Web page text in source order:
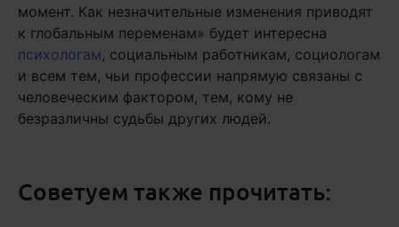
момент. Как незначительные изменения приводят
к глобальным переменам» будет интересна
психологам, социальным работникам, социологам
и всем тем, чьи профессии напрямую связаны с
человеческим фактором, тем, кому не
безразличны судьбы других людей.
Советуем также прочитать: